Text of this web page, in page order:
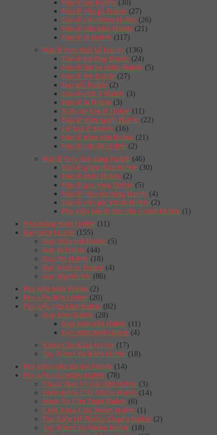
Bản lề sàn Hafele (30)
Bản lề cửa gỗ Hafele (27)
Bản lề cửa nhôm Hafele (26)
Bản lề cửa kính Hafele (21)
Bản lề tủ Hafele (117)
Bàn lề theo thiết kế Hafele (136)
Bản lề lọt lòng Hafele (24)
Bản lề âm ba chiều Hafele (5)
Bản lề âm Hafele (27)
Bas nối Hafele (2)
Bản lề chữ A Hafele (3)
Bản lề lá Hafele (3)
Nắp che bản lề Hafele (11)
Bản lề trùm ngoài Hafele (22)
Đế bản lề Hafele (16)
Bản lề trùm nửa Hafele (21)
Bản lề cửa lật Hafele (2)
Bản lề theo tính năng Hafele (46)
Bản lề giảm chấn Hafele (30)
Bản lề nhấn Hafele (2)
Bản lề góc rộng Hafele (5)
Bản lề cho cửa nặng Hafele (4)
Bản lề cho góc khuất Hafele (2)
Phụ kiện bản lề cho cửa 1 cánh Hafele (1)
Nhà thông minh Hafele (11)
Ray trượt Hafele (155)
Ray nhấn mở Hafele (5)
Ray bi Hafele (44)
Ray âm Hafele (18)
Ray bánh xe Hafele (4)
Ray hộp Hafele (86)
Phụ kiện kính Hafele (2)
Phụ kiện điện Hafele (20)
Phụ kiện cửa kính Hafele (82)
Kẹp kính Hafele (28)
Kẹp kính trên Hafele (11)
Kẹp kính dưới Hafele (4)
Khóa Cửa Kính Hafele (17)
Tay Nắm Cửa Kính Hafele (18)
Phụ kiện chậu rửa bát Hafele (14)
Phụ kiện cửa nhôm Hafele (78)
Thanh Hạn Vị Góc Mở Hafele (3)
Điểm Khóa Cửa Nhôm Hafele (14)
Bánh Xe Cửa Trượt Hafele (6)
Chốt Khóa Cửa Nhôm Hafele (1)
Phụ Kiện Hệ Nhôm XingFa Hafele (2)
Tay Nắm Cửa Nhôm Hafele (18)